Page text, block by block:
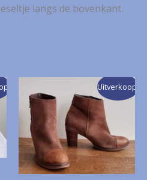
langs de bovenkant.
Uitverkoop!